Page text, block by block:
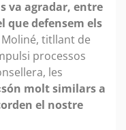
va agradar, entre
que defensem els
titllant de
processos
les
són molt similars a
el nostre